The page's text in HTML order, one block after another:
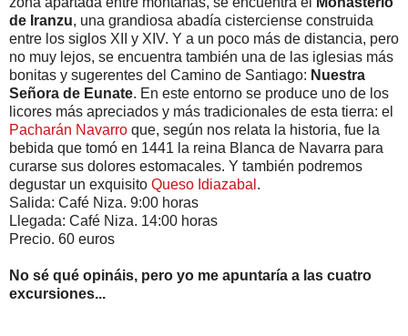
de Iranzu, una grandiosa abadía cisterciense construida
entre los siglos XII y XIV. Y a un poco más de distancia, pero
no muy lejos, se encuentra también una de las iglesias más
bonitas y sugerentes del Camino de Santiago: Nuestra
Señora de Eunate. En este entorno se produce uno de los
licores más apreciados y más tradicionales de esta tierra: el
Pacharán Navarro que, según nos relata la historia, fue la
bebida que tomó en 1441 la reina Blanca de Navarra para
curarse sus dolores estomacales. Y también podremos
degustar un exquisito Queso Idiazabal .
Salida: Café Niza. 9:00 horas
Llegada: Café Niza. 14:00 horas
Precio. 60 euros
No sé qué opináis, pero yo me apuntaría a las cuatro
excursiones...